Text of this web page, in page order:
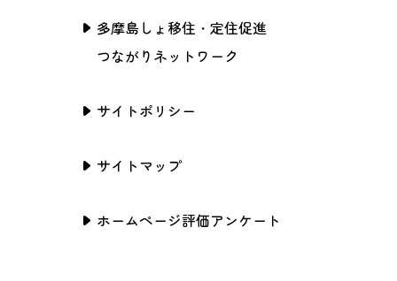
多摩島しょ移住・定住促進
つながりネットワーク
サイトポリシー
サイトマップ
ホームページ評価アンケート